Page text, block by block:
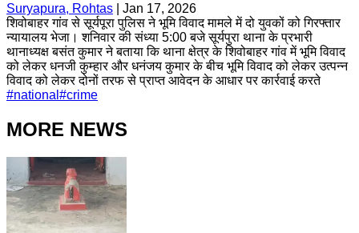
Suryapura, Rohtas
Jan 17, 2026
शिवोबाहर गांव से सूर्यपूरा पुलिस ने भूमि विवाद मामले में दो युवकों को गिरफ्तार
न्यायालय भेजा। शनिवार की संध्या 5:00 बजे सूर्यपुरा थाना के प्रभारी
थानाध्यक्ष बसंत कुमार ने बताया कि थाना क्षेत्र के शिवोबाहर गांव में भूमि विवाद
को लेकर धनजी कुम्हार और धनंजय कुमार के बीच भूमि विवाद को लेकर उत्पन्न
विवाद को लेकर दोनों तरफ से प्राप्त आवेदन के आधार पर कार्रवाई करते
#national #crime
MORE NEWS